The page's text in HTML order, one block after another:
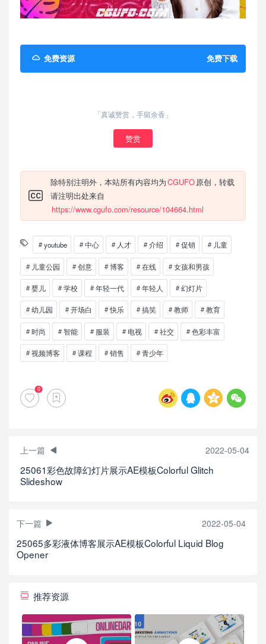
免费资源 免费下载
「真诚赞赏，手留余香」
赞赏
除特别注明外，本站所有内容均为CGUFO原创，转载
请注明出处来自
https://www.cgufo.com/resource/104664.html
youtube 中心 人才 介绍 促销 儿童
儿童公园 创意 博客 在线 女孩和男孩
婴儿 学校 年轻一代 年轻人 幻灯片
幼儿园 开场白 快乐 搞笑 教师 教育
时尚 智能 服装 电视 社交 色彩丰富
视频博客 课程 销售 青少年
0
上一篇 2022-05-04
25061彩色故障幻灯片展示AE模板Colorful Glitch
Slideshow
下一篇 2022-05-04
25065多彩液体博客展示AE模板Colorful Liquid Blog
Opener
推荐资源